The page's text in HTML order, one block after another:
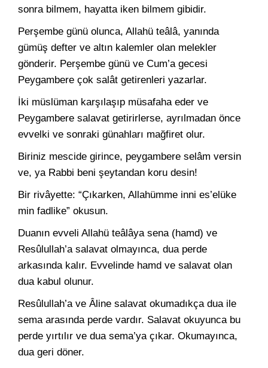
sonra bilmem, hayatta iken bilmem gibidir.
Perşembe günü olunca, Allahü teâlâ, yanında
gümüş defter ve altın kalemler olan melekler
gönderir. Perşembe günü ve Cum’a gecesi
Peygambere çok salât getirenleri yazarlar.
İki müslüman karşılaşıp müsafaha eder ve
Peygambere salavat getirirlerse, ayrılmadan önce
evvelki ve sonraki günahları mağfiret olur.
Biriniz mescide girince, peygambere selâm versin
ve, ya Rabbi beni şeytandan koru desin!
Bir rivâyette: “Çıkarken, Allahümme inni es’elüke
min fadlike” okusun.
Duanın evveli Allahü teâlâya sena (hamd) ve
Resûlullah’a salavat olmayınca, dua perde
arkasında kalır. Evvelinde hamd ve salavat olan
dua kabul olunur.
Resûlullah’a ve Âline salavat okumadıkça dua ile
sema arasında perde vardır. Salavat okuyunca bu
perde yırtılır ve dua sema’ya çıkar. Okumayınca,
dua geri döner.